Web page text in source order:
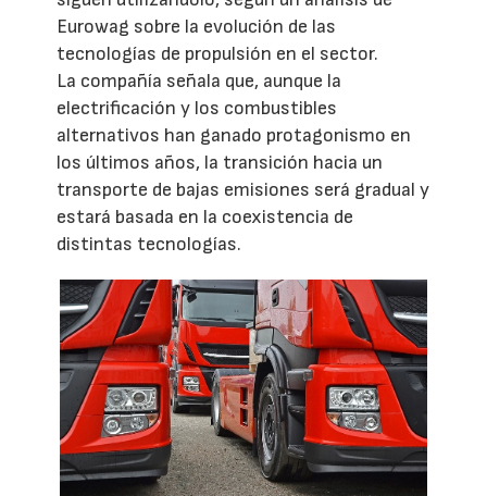
Eurowag sobre la evolución de las
tecnologías de propulsión en el sector.
La compañía señala que, aunque la
electrificación y los combustibles
alternativos han ganado protagonismo en
los últimos años, la transición hacia un
transporte de bajas emisiones será gradual y
estará basada en la coexistencia de
distintas tecnologías.